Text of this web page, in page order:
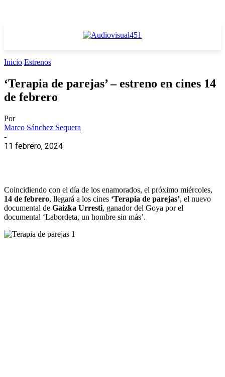
Inicio Estrenos
‘Terapia de parejas’ – estreno en cines 14
de febrero
Por
Marco Sánchez Sequera
-
11 febrero, 2024
Coincidiendo con el día de los enamorados, el próximo miércoles,
14 de febrero, llegará a los cines ‘Terapia de parejas’, el nuevo
documental de Gaizka Urresti, ganador del Goya por el
documental ‘Labordeta, un hombre sin más’.